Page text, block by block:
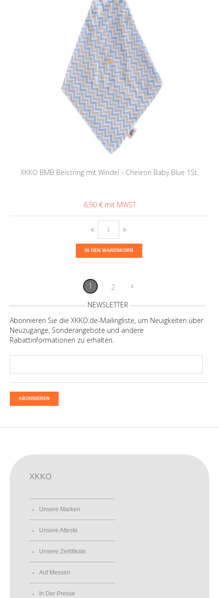
XKKO BMB Beissring mit Windel - Chevron Baby Blue 1St.
6,90 €
IN DEN WARENKORB
1
2
NEWSLETTER
Abonnieren Sie die XKKO.de-Mailingliste, um Neuigkeiten über
Neuzugänge, Sonderangebote und andere
Rabattinformationen zu erhalten.
ABONNIEREN
XKKO
Unsere Marken
Unsere Atteste
Unsere Zertifikate
Auf Messen
In Der Presse